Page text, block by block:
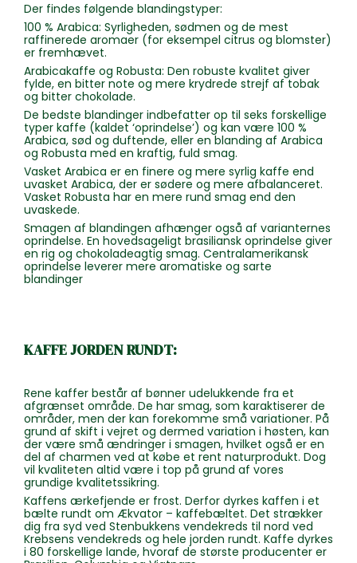
Der findes følgende blandingstyper:
100 % Arabica: Syrligheden, sødmen og de mest
raffinerede aromaer (for eksempel citrus og blomster)
er fremhævet.
Arabicakaffe og Robusta: Den robuste kvalitet giver
fylde, en bitter note og mere krydrede strejf af tobak
og bitter chokolade.
De bedste blandinger indbefatter op til seks forskellige
typer kaffe (kaldet ‘oprindelse’) og kan være 100 %
Arabica, sød og duftende, eller en blanding af Arabica
og Robusta med en kraftig, fuld smag.
Vasket Arabica er en finere og mere syrlig kaffe end
uvasket Arabica, der er sødere og mere afbalanceret.
Vasket Robusta har en mere rund smag end den
uvaskede.
Smagen af blandingen afhænger også af varianternes
oprindelse. En hovedsageligt brasiliansk oprindelse giver
en rig og chokoladeagtig smag. Centralamerikansk
oprindelse leverer mere aromatiske og sarte
blandinger
KAFFE JORDEN RUNDT:
Rene kaffer består af bønner udelukkende fra et
afgrænset område. De har smag, som karaktiserer de
områder, men der kan forekomme små variationer. På
grund af skift i vejret og dermed variation i høsten, kan
der være små ændringer i smagen, hvilket også er en
del af charmen ved at købe et rent naturprodukt. Dog
vil kvaliteten altid være i top på grund af vores
grundige kvalitetssikring.
Kaffens ærkefjende er frost. Derfor dyrkes kaffen i et
bælte rundt om Ækvator – kaffebæltet. Det strækker
dig fra syd ved Stenbukkens vendekreds til nord ved
Krebsens vendekreds og hele jorden rundt. Kaffe dyrkes
i 80 forskellige lande, hvoraf de største producenter er